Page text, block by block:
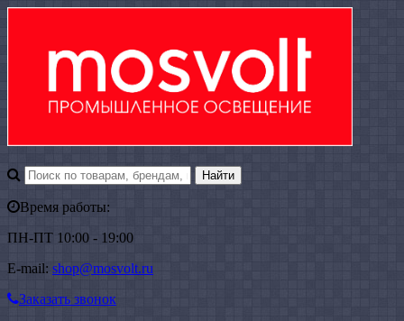
Время работы:
ПН-ПТ 10:00 - 19:00
E-mail: shop@mosvolt.ru
Заказать звонок